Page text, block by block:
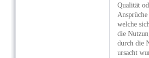
Qualität
welche
die
durch die
ursacht